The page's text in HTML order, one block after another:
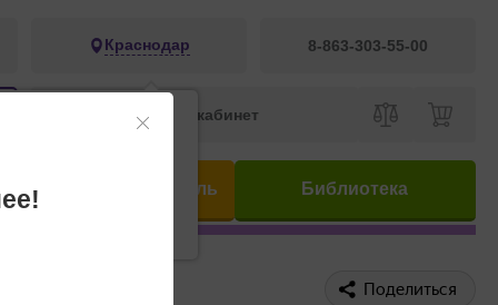
Краснодар 8-863-303-55-00
Личный кабинет
Предметный указатель Библиотека
Поделиться